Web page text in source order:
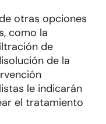
otras opciones
como la
de
de la
le indicarán
el tratamiento